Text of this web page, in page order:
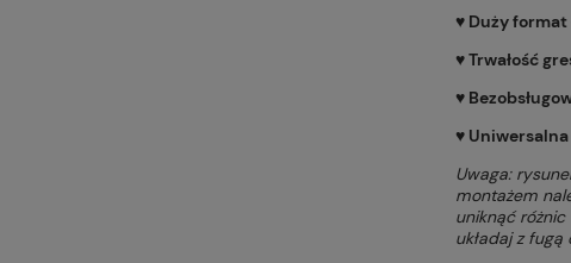
♥️ Duży
♥️ Trwałość
♥️
♥️
Uwaga:
montażem
uniknąć
układaj z fugą